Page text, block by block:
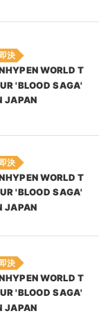
決
WORLD T
'BLOOD SAGA'
JAPAN
決
WORLD T
'BLOOD SAGA'
JAPAN
決
WORLD T
'BLOOD SAGA'
JAPAN